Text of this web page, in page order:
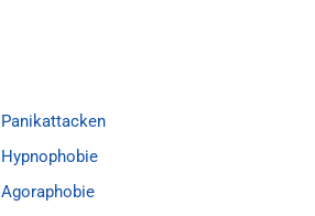
Panikattacken
Hypnophobie
Agoraphobie